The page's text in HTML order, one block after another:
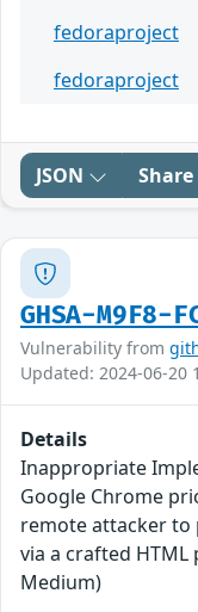
fedoraproject
fedoraproject
JSON Share
GHSA-M9F8-
Vulnerability from
Updated: 2024-06-20
Details
Inappropriate
Google Chrome
remote attacker
via a crafted
Medium)